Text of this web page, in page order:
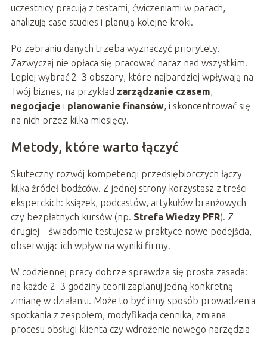
uczestnicy pracują z testami, ćwiczeniami w parach,
analizują case studies i planują kolejne kroki.
Po zebraniu danych trzeba wyznaczyć priorytety.
Zazwyczaj nie opłaca się pracować naraz nad wszystkim.
Lepiej wybrać 2–3 obszary, które najbardziej wpływają na
Twój biznes, na przykład zarządzanie czasem,
negocjacje i planowanie finansów, i skoncentrować się
na nich przez kilka miesięcy.
Metody, które warto łączyć
Skuteczny rozwój kompetencji przedsiębiorczych łączy
kilka źródeł bodźców. Z jednej strony korzystasz z treści
eksperckich: książek, podcastów, artykułów branżowych
czy bezpłatnych kursów (np. Strefa Wiedzy PFR). Z
drugiej – świadomie testujesz w praktyce nowe podejścia,
obserwując ich wpływ na wyniki firmy.
W codziennej pracy dobrze sprawdza się prosta zasada:
na każde 2–3 godziny teorii zaplanuj jedną konkretną
zmianę w działaniu. Może to być inny sposób prowadzenia
spotkania z zespołem, modyfikacja cennika, zmiana
procesu obsługi klienta czy wdrożenie nowego narzędzia